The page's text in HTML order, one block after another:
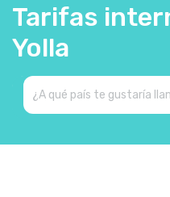
Tarifas
Yolla